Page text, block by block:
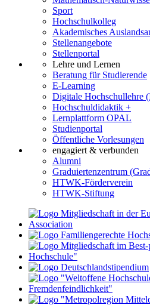
Sport
Hochschulkolleg
Akademisches
Stellenangebote
Stellenportal
Lehre und Lernen
Beratung für Studierende
E-Learning
Digitale Hochschullehre
Hochschuldidaktik +
Lernplattform OPAL
Studienportal
Öffentliche Vorlesungen
engagiert & verbunden
Alumni
Graduiertenzentrum
HTWK-Förderverein
HTWK-Stiftung